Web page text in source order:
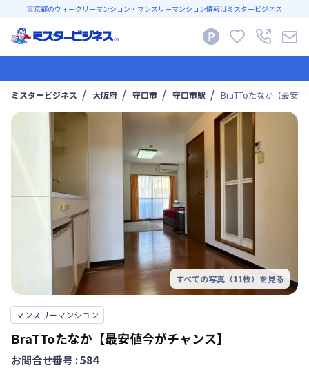
東京都のウィークリーマンション・マンスリーマンション情報はミスタービジネス
ミスタービジネス 大阪府 守口市 守口市駅 BraTToたなか【最安
すべての写真（11枚）を見る
マンスリーマンション
BraTToたなか【最安値今がチャンス】
お問合せ番号 :584